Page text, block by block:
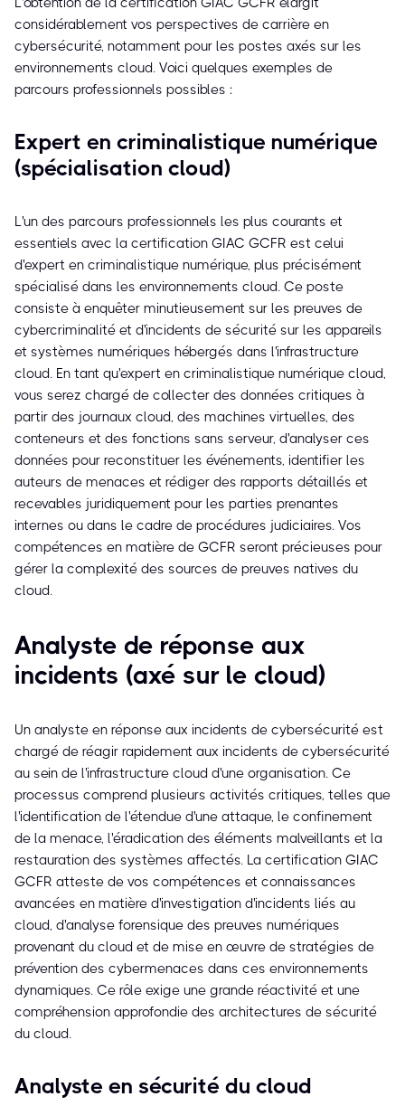
considérablement vos perspectives de carrière en
cybersécurité, notamment pour les postes axés sur les
environnements cloud. Voici quelques exemples de
parcours professionnels possibles :
Expert en criminalistique numérique
(spécialisation cloud)
L'un des parcours professionnels les plus courants et
essentiels avec la certification GIAC GCFR est celui
d'expert en criminalistique numérique, plus précisément
spécialisé dans les environnements cloud. Ce poste
consiste à enquêter minutieusement sur les preuves de
cybercriminalité et d'incidents de sécurité sur les appareils
et systèmes numériques hébergés dans l'infrastructure
cloud. En tant qu'expert en criminalistique numérique cloud,
vous serez chargé de collecter des données critiques à
partir des journaux cloud, des machines virtuelles, des
conteneurs et des fonctions sans serveur, d'analyser ces
données pour reconstituer les événements, identifier les
auteurs de menaces et rédiger des rapports détaillés et
recevables juridiquement pour les parties prenantes
internes ou dans le cadre de procédures judiciaires. Vos
compétences en matière de GCFR seront précieuses pour
gérer la complexité des sources de preuves natives du
cloud.
Analyste de réponse aux
incidents (axé sur le cloud)
Un analyste en réponse aux incidents de cybersécurité est
chargé de réagir rapidement aux incidents de cybersécurité
au sein de l'infrastructure cloud d'une organisation. Ce
processus comprend plusieurs activités critiques, telles que
l'identification de l'étendue d'une attaque, le confinement
de la menace, l'éradication des éléments malveillants et la
restauration des systèmes affectés. La certification GIAC
GCFR atteste de vos compétences et connaissances
avancées en matière d'investigation d'incidents liés au
cloud, d'analyse forensique des preuves numériques
provenant du cloud et de mise en œuvre de stratégies de
prévention des cybermenaces dans ces environnements
dynamiques. Ce rôle exige une grande réactivité et une
compréhension approfondie des architectures de sécurité
du cloud.
Analyste en sécurité du cloud